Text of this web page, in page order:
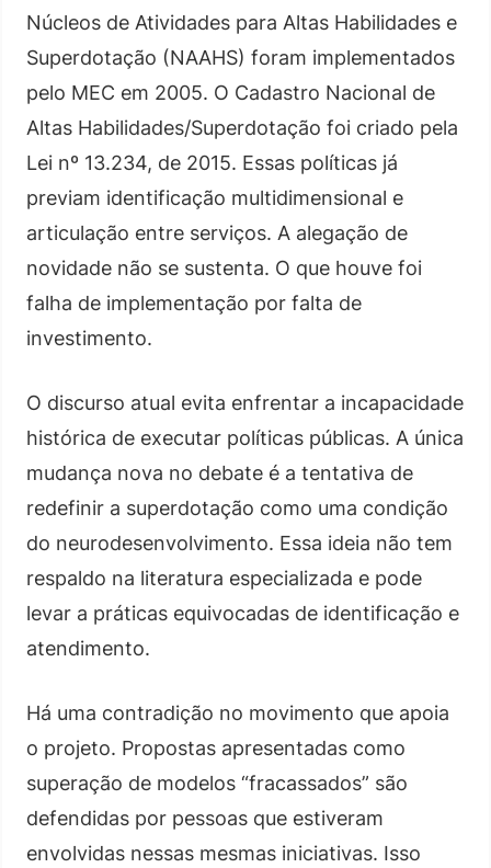
Núcleos de Atividades para Altas Habilidades e
Superdotação (NAAHS) foram implementados
pelo MEC em 2005. O Cadastro Nacional de
Altas Habilidades/Superdotação foi criado pela
Lei nº 13.234, de 2015. Essas políticas já
previam identificação multidimensional e
articulação entre serviços. A alegação de
novidade não se sustenta. O que houve foi
falha de implementação por falta de
investimento.
O discurso atual evita enfrentar a incapacidade
histórica de executar políticas públicas. A única
mudança nova no debate é a tentativa de
redefinir a superdotação como uma condição
do neurodesenvolvimento. Essa ideia não tem
respaldo na literatura especializada e pode
levar a práticas equivocadas de identificação e
atendimento.
Há uma contradição no movimento que apoia
o projeto. Propostas apresentadas como
superação de modelos “fracassados” são
defendidas por pessoas que estiveram
envolvidas nessas mesmas iniciativas. Isso